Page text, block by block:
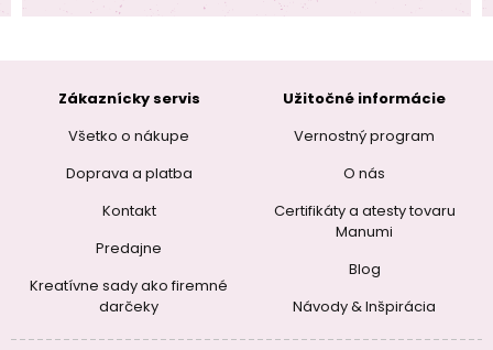
Zákaznícky servis
Všetko o nákupe
Doprava a platba
Kontakt
Predajne
Kreatívne sady ako firemné
darčeky
Užitočné informácie
Vernostný program
O nás
Certifikáty a atesty tovaru
Manumi
Blog
Návody & Inšpirácia